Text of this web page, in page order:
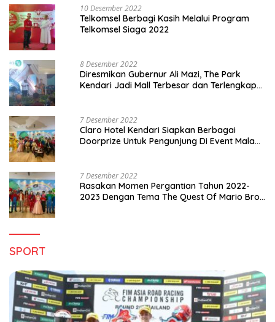
10 Desember 2022
Telkomsel Berbagi Kasih Melalui Program
Telkomsel Siaga 2022
8 Desember 2022
Diresmikan Gubernur Ali Mazi, The Park
Kendari Jadi Mall Terbesar dan Terlengkap
7 Desember 2022
Claro Hotel Kendari Siapkan Berbagai
Doorprize Untuk Pengunjung Di Event Malam
7 Desember 2022
Rasakan Momen Pergantian Tahun 2022-
2023 Dengan Tema The Quest Of Mario Bros
SPORT